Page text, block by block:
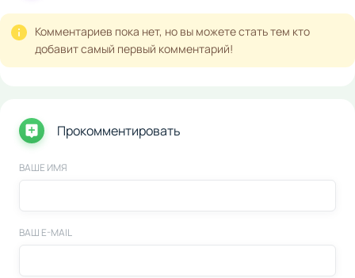
Комментариев пока нет, но вы можете стать тем кто
добавит самый первый комментарий!
Прокомментировать
ВАШЕ ИМЯ
ВАШ E-MAIL